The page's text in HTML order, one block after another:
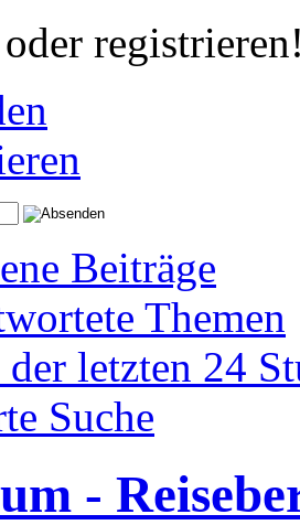
Beiträge
Themen
letzten 24
Suche
-